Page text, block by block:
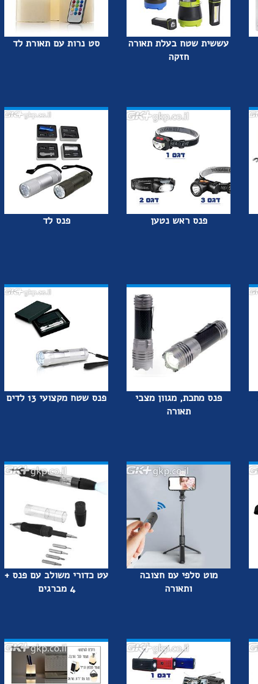
עששית שטח בעלת תאורה
חזקה
סט נרות עם תאורת לד
פנס ראש נטען פנס לד
פנס מתכת, מגוון מצבי
תאורה
פנס שטח מקצועי 13 לדים
מוט סלפי עם חצובה
ותאורה
עט כדורי משולב עם פנס +
4 מברגים